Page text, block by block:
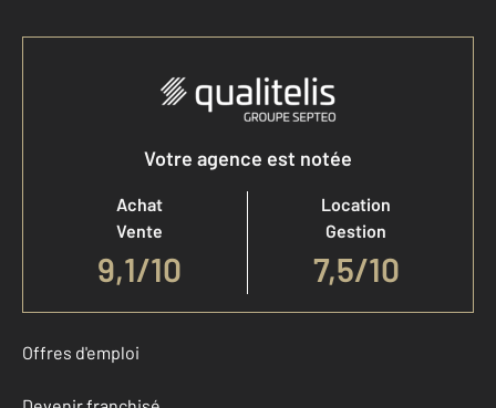
Votre agence est notée
Achat
Vente
9,1/10
Location
Gestion
7,5/10
Offres d'emploi